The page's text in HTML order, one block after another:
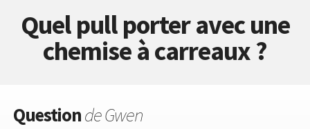
Quel pull porter avec une
chemise à carreaux ?
Questionde Gwen